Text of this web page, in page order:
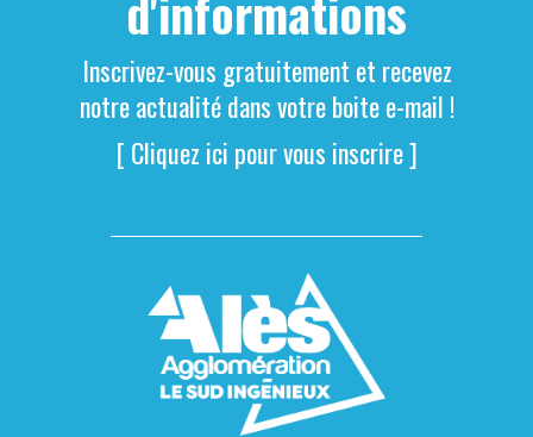
Inscrivez-vous gratuitement et recevez
notre actualité dans votre boite e-mail !
[ Cliquez ici pour vous inscrire ]